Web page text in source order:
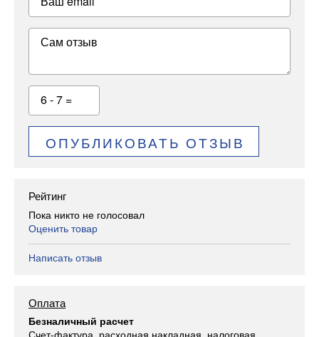
Сам отзыв
6 - 7 =
ОПУБЛИКОВАТЬ ОТЗЫВ
Рейтинг
Пока никто не голосовал
Оценить товар
Написать отзыв
Оплата
Безналичный расчет